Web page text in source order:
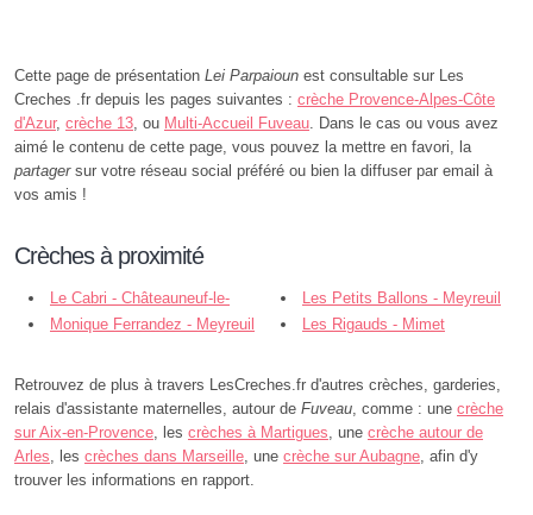
Cette page de présentation Lei Parpaioun est consultable sur Les
Creches .fr depuis les pages suivantes : crèche Provence-Alpes-Côte
d'Azur, crèche 13 , ou Multi-Accueil Fuveau . Dans le cas ou vous avez
aimé le contenu de cette page, vous pouvez la mettre en favori, la
partagersur votre réseau social préféré ou bien la diffuser par email à
vos amis !
Crèches à proximité
Le Cabri - Châteauneuf-le-
Rouge
Les Petits Ballons - Meyreuil
Monique Ferrandez - Meyreuil
Les Rigauds - Mimet
Retrouvez de plus à travers LesCreches.fr d'autres crèches, garderies,
relais d'assistante maternelles, autour de Fuveau , comme : une crèche
sur Aix-en-Provence , les crèches à Martigues , une crèche autour de
Arles , les crèches dans Marseille , une crèche sur Aubagne , afin d'y
trouver les informations en rapport.